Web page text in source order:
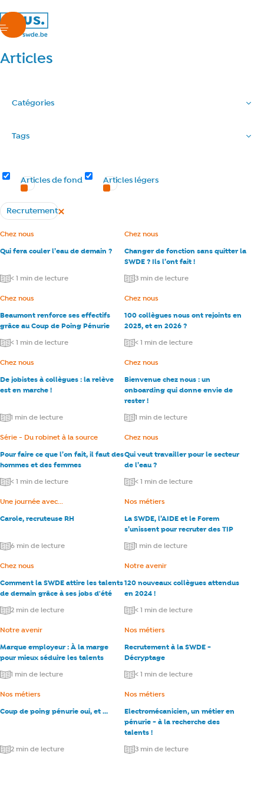
nous.swde
menu
Articles
Catégories
Tags
Articles de fond
Articles légers
RecrutementSupprimer le filtre
Qui fera couler l’eau de demain ?
Catégorie :
Chez nous
< 1 min de lecture
Changer de fonction sans quitter la
SWDE ? Ils l’ont fait !
Catégorie :
Chez nous
3 min de lecture
Beaumont renforce ses effectifs
grâce au Coup de Poing Pénurie
Catégorie :
Chez nous
< 1 min de lecture
100 collègues nous ont rejoints en
2025, et en 2026 ?
Catégorie :
Chez nous
< 1 min de lecture
De jobistes à collègues : la relève
est en marche !
Catégorie :
Chez nous
1 min de lecture
Bienvenue chez nous : un
onboarding qui donne envie de
rester !
Catégorie :
Chez nous
1 min de lecture
Pour faire ce que l’on fait, il faut des
hommes et des femmes
Catégorie :
Série - Du robinet à la source
< 1 min de lecture
Qui veut travailler pour le secteur
de l’eau ?
Catégorie :
Chez nous
< 1 min de lecture
Carole, recruteuse RH
Catégorie :
Une journée avec...
6 min de lecture
La SWDE, l’AIDE et le Forem
s’unissent pour recruter des TIP
Catégorie :
Nos métiers
1 min de lecture
Comment la SWDE attire les talents
de demain grâce à ses jobs d'été
Catégorie :
Chez nous
2 min de lecture
120 nouveaux collègues attendus
en 2024 !
Catégorie :
Notre avenir
< 1 min de lecture
Marque employeur : À la marge
pour mieux séduire les talents
Catégorie :
Notre avenir
1 min de lecture
Recrutement à la SWDE -
Décryptage
Catégorie :
Nos métiers
< 1 min de lecture
Coup de poing pénurie oui, et …
Catégorie :
Nos métiers
2 min de lecture
Electromécanicien, un métier en
pénurie - à la recherche des
talents !
Catégorie :
Nos métiers
3 min de lecture